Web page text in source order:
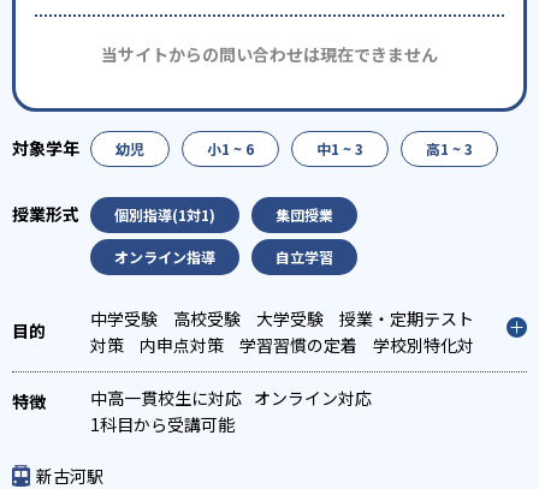
当サイトからの問い合わせは現在できません
幼児 小1 ~ 6 中1 ~ 3 高1 ~ 3
個別指導(1対1) 集団授業
オンライン指導 自立学習
中学受験 高校受験 大学受験
授業・定期テスト
対策
内申点対策 学習習慣の定着
学校別特化対
策
各種検定対策
科目別特化対策
中高一貫校生に対応 オンライン対応
1科目から受講可能
新古河駅